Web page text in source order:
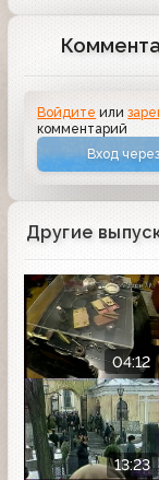
Войдите или
комментарий
Вход
Другие
04:12
13:23